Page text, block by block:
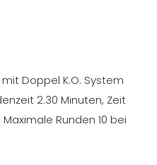
Doppel K.O. System
2.30 Minuten, Zeit
Runden 10 bei